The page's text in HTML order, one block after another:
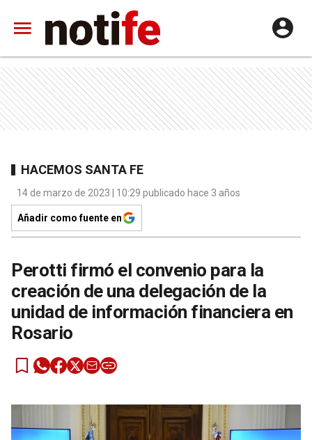
HACEMOS SANTA FE
14 de marzo de 2023 | 10:29 publicado hace 3 años
Añadir como fuente en
Perotti firmó el convenio para la
creación de una delegación de la
unidad de información financiera en
Rosario